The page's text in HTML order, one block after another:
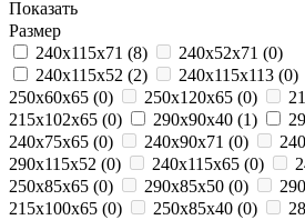
Показать
Размер
240x115x71 (8) 240x52x71 (0)
240x115x52 (2) 240x115x113 (0)
250х60х65 (0) 250x120x65 (0)
215x102x65 (0) 290x90x40 (1)
240x75x65 (0) 240x90x71 (0)
290x115x52 (0) 240x115x65 (0)
250x85x65 (0) 290x85x50 (0)
215x100x65 (0) 250х85х40 (0)